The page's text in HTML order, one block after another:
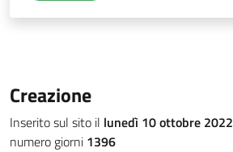
Creazione
Inserito sul sito il lunedì 10 ottobre 2022
numero giorni 1396